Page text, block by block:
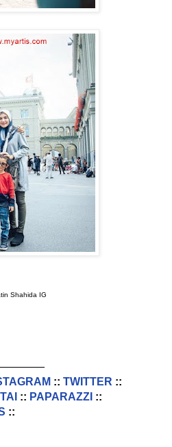
Shahida IG
:: TWITTER ::
:: PAPARAZZI ::
::